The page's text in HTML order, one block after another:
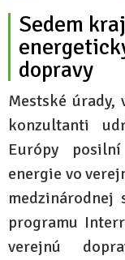
Sedem
dopravy
Mestské
konzultanti
Európy
energie vo
medzinárodnej
programu
verejnú